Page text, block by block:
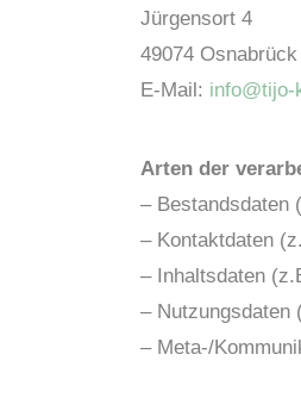
Jürgensort 4
49074 Osnabrück
E-Mail: info@tijo-
Arten der
– Bestandsdaten
– Kontaktdaten
– Inhaltsdaten
– Nutzungsdaten
– Meta-/